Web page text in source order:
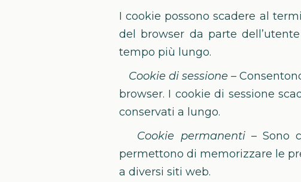
I cookie possono scadere al
del browser da parte
tempo più lungo.
Cookie di sessione –
browser. I cookie di sessione
conservati a lungo.
Cookie permanenti– Sono
permettono di memorizzare le
a diversi siti web.